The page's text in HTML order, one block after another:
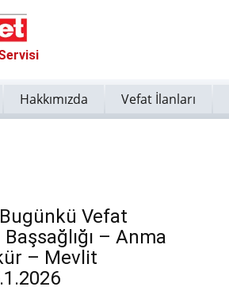
Hakkımızda Vefat İlanları
Vefat
– Anma
– Mevlit